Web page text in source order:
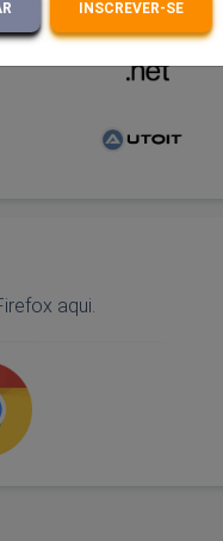
aqui.
INSCREVER-SE